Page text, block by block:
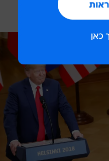
להתערב שעדיין
בעינינו".